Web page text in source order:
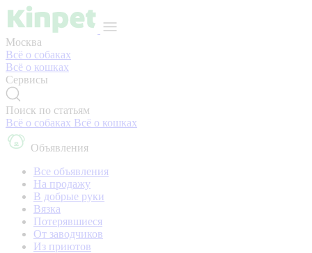
Москва
Всё о собаках
Всё о кошках
Сервисы
Поиск по статьям
Всё о собаках Всё о кошках
Объявления
Все объявления
На продажу
В добрые руки
Вязка
Потерявшиеся
От заводчиков
Из приютов